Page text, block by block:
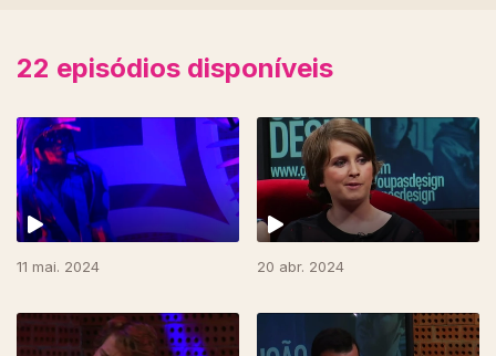
22 episódios disponíveis
11 mai. 2024 20 abr. 2024